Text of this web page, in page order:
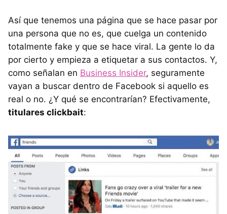
Así que tenemos una página que se hace pasar por
una persona que no es, que cuelga un contenido
totalmente fake y que se hace viral. La gente lo da
por cierto y empieza a etiquetar a sus contactos. Y,
como señalan en Business Insider, seguramente
vayan a buscar dentro de Facebook si aquello es
real o no. ¿Y qué se encontrarían? Efectivamente,
titulares clickbait: